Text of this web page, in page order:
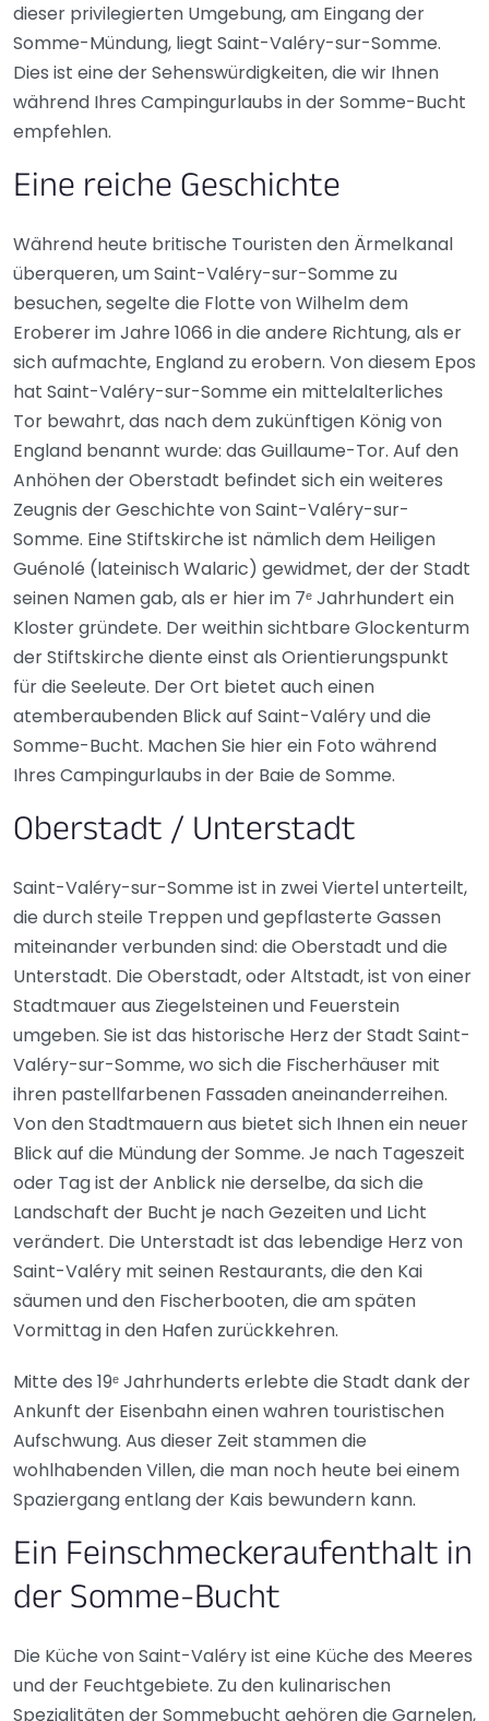
dieser privilegierten Umgebung, am Eingang der
Somme-Mündung, liegt Saint-Valéry-sur-Somme.
Dies ist eine der Sehenswürdigkeiten, die wir Ihnen
während Ihres Campingurlaubs in der Somme-Bucht
empfehlen.
Eine reiche Geschichte
Während heute britische Touristen den Ärmelkanal
überqueren, um Saint-Valéry-sur-Somme zu
besuchen, segelte die Flotte von Wilhelm dem
Eroberer im Jahre 1066 in die andere Richtung, als er
sich aufmachte, England zu erobern. Von diesem Epos
hat Saint-Valéry-sur-Somme ein mittelalterliches
Tor bewahrt, das nach dem zukünftigen König von
England benannt wurde: das Guillaume-Tor. Auf den
Anhöhen der Oberstadt befindet sich ein weiteres
Zeugnis der Geschichte von Saint-Valéry-sur-
Somme. Eine Stiftskirche ist nämlich dem Heiligen
Guénolé (lateinisch Walaric) gewidmet, der der Stadt
seinen Namen gab, als er hier im 7ᵉ Jahrhundert ein
Kloster gründete. Der weithin sichtbare Glockenturm
der Stiftskirche diente einst als Orientierungspunkt
für die Seeleute. Der Ort bietet auch einen
atemberaubenden Blick auf Saint-Valéry und die
Somme-Bucht. Machen Sie hier ein Foto während
Ihres Campingurlaubs in der Baie de Somme.
Oberstadt / Unterstadt
Saint-Valéry-sur-Somme ist in zwei Viertel unterteilt,
die durch steile Treppen und gepflasterte Gassen
miteinander verbunden sind: die Oberstadt und die
Unterstadt. Die Oberstadt, oder Altstadt, ist von einer
Stadtmauer aus Ziegelsteinen und Feuerstein
umgeben. Sie ist das historische Herz der Stadt Saint-
Valéry-sur-Somme, wo sich die Fischerhäuser mit
ihren pastellfarbenen Fassaden aneinanderreihen.
Von den Stadtmauern aus bietet sich Ihnen ein neuer
Blick auf die Mündung der Somme. Je nach Tageszeit
oder Tag ist der Anblick nie derselbe, da sich die
Landschaft der Bucht je nach Gezeiten und Licht
verändert. Die Unterstadt ist das lebendige Herz von
Saint-Valéry mit seinen Restaurants, die den Kai
säumen und den Fischerbooten, die am späten
Vormittag in den Hafen zurückkehren.
Mitte des 19ᵉ Jahrhunderts erlebte die Stadt dank der
Ankunft der Eisenbahn einen wahren touristischen
Aufschwung. Aus dieser Zeit stammen die
wohlhabenden Villen, die man noch heute bei einem
Spaziergang entlang der Kais bewundern kann.
Ein Feinschmeckeraufenthalt in
der Somme-Bucht
Die Küche von Saint-Valéry ist eine Küche des Meeres
und der Feuchtgebiete. Zu den kulinarischen
Spezialitäten der Sommebucht gehören die Garnelen,